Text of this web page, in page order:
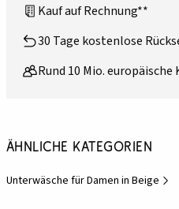
Kauf auf Rechnung**
30 Tage kostenlose
Rund 10 Mio. europäische
Ähnliche Kategorien
Unterwäsche für Damen in Beige